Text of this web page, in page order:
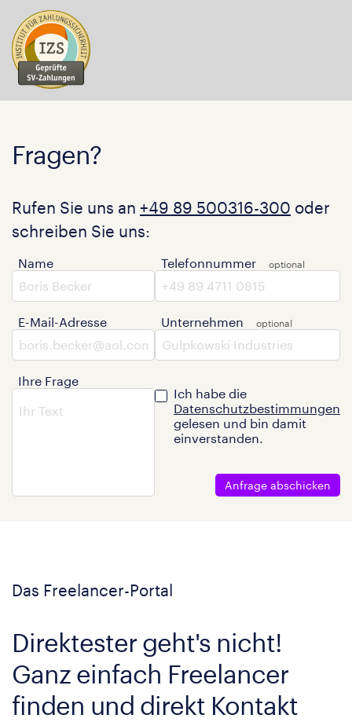
Fragen?
Rufen Sie uns an +49 89 500316-300 oder
schreiben Sie uns:
Name
E-Mail-Adresse
Ihre Frage
Telefonnummer
Unternehmen
Ich habe die
Datenschutzbestimmungen
gelesen und bin damit
einverstanden.
Anfrage abschicken
Das Freelancer-Portal
Direktester geht's nicht!
Ganz einfach Freelancer
finden und direkt Kontakt